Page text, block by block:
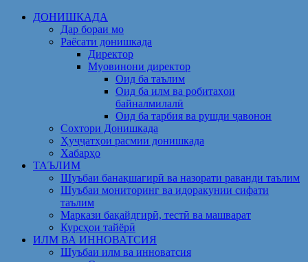
Skip
ДОНИШКАДА
Дар бораи мо
Раёсати донишкада
Директор
Муовинони директор
Оид ба таълим
Оид ба илм ва робитаҳои
байналмилалӣ
Оид ба тарбия ва рушди ҷавонон
Сохтори Донишкада
Ҳуҷҷатҳои расмии донишкада
Хабарҳо
ТАЪЛИМ
Шуъбаи банақшагирӣ ва назорати раванди таълим
Шуъбаи мониторинг ва идоракунии сифати
таълим
Маркази бақайдгирӣ, тестӣ ва машварат
Курсҳои тайёрӣ
ИЛМ ВА ИННОВАТСИЯ
Шуъбаи илм ва инноватсия